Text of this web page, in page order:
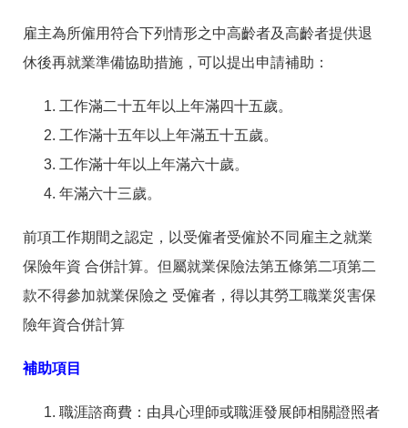
資
訊
安
資
料
開
雇主為所僱用符合下列情形之中高齡者及高齡者提供退
休後再就業準備協助措施，可以提出申請補助：
工作滿二十五年以上年滿四十五歲。
工作滿十五年以上年滿五十五歲。
工作滿十年以上年滿六十歲。
年滿六十三歲。
前項工作期間之認定，以受僱者受僱於不同雇主之就業
保險年資 合併計算。但屬就業保險法第五條第二項第二
款不得參加就業保險之 受僱者，得以其勞工職業災害保
險年資合併計算
補助項目
職涯諮商費：由具心理師或職涯發展師相關證照者